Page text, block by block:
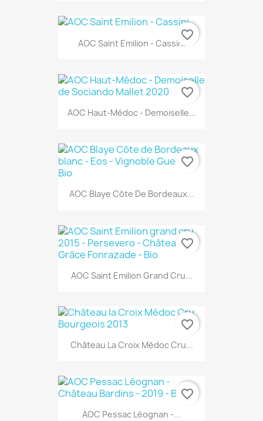
AOC Saint Emilion - Cassini
favorite_border
AOC Haut-Médoc - Demoiselle...
favorite_border
AOC Blaye Côte De Bordeaux...
favorite_border
AOC Saint Emilion Grand Cru...
favorite_border
Château La Croix Médoc Cru...
favorite_border
AOC Pessac Léognan -...
favorite_border